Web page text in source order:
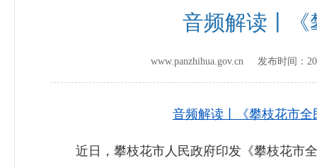
音频解读丨《
www.panzhihua.gov.cn 发布时间：
音频解读丨《攀枝花市
近日，攀枝花市人民政府印发《攀枝花市全